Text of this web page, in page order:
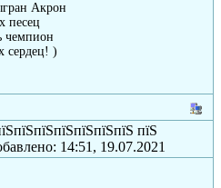
Акрон
песец
чемпион
сердец! )
пїЅ
14:51, 19.07.2021